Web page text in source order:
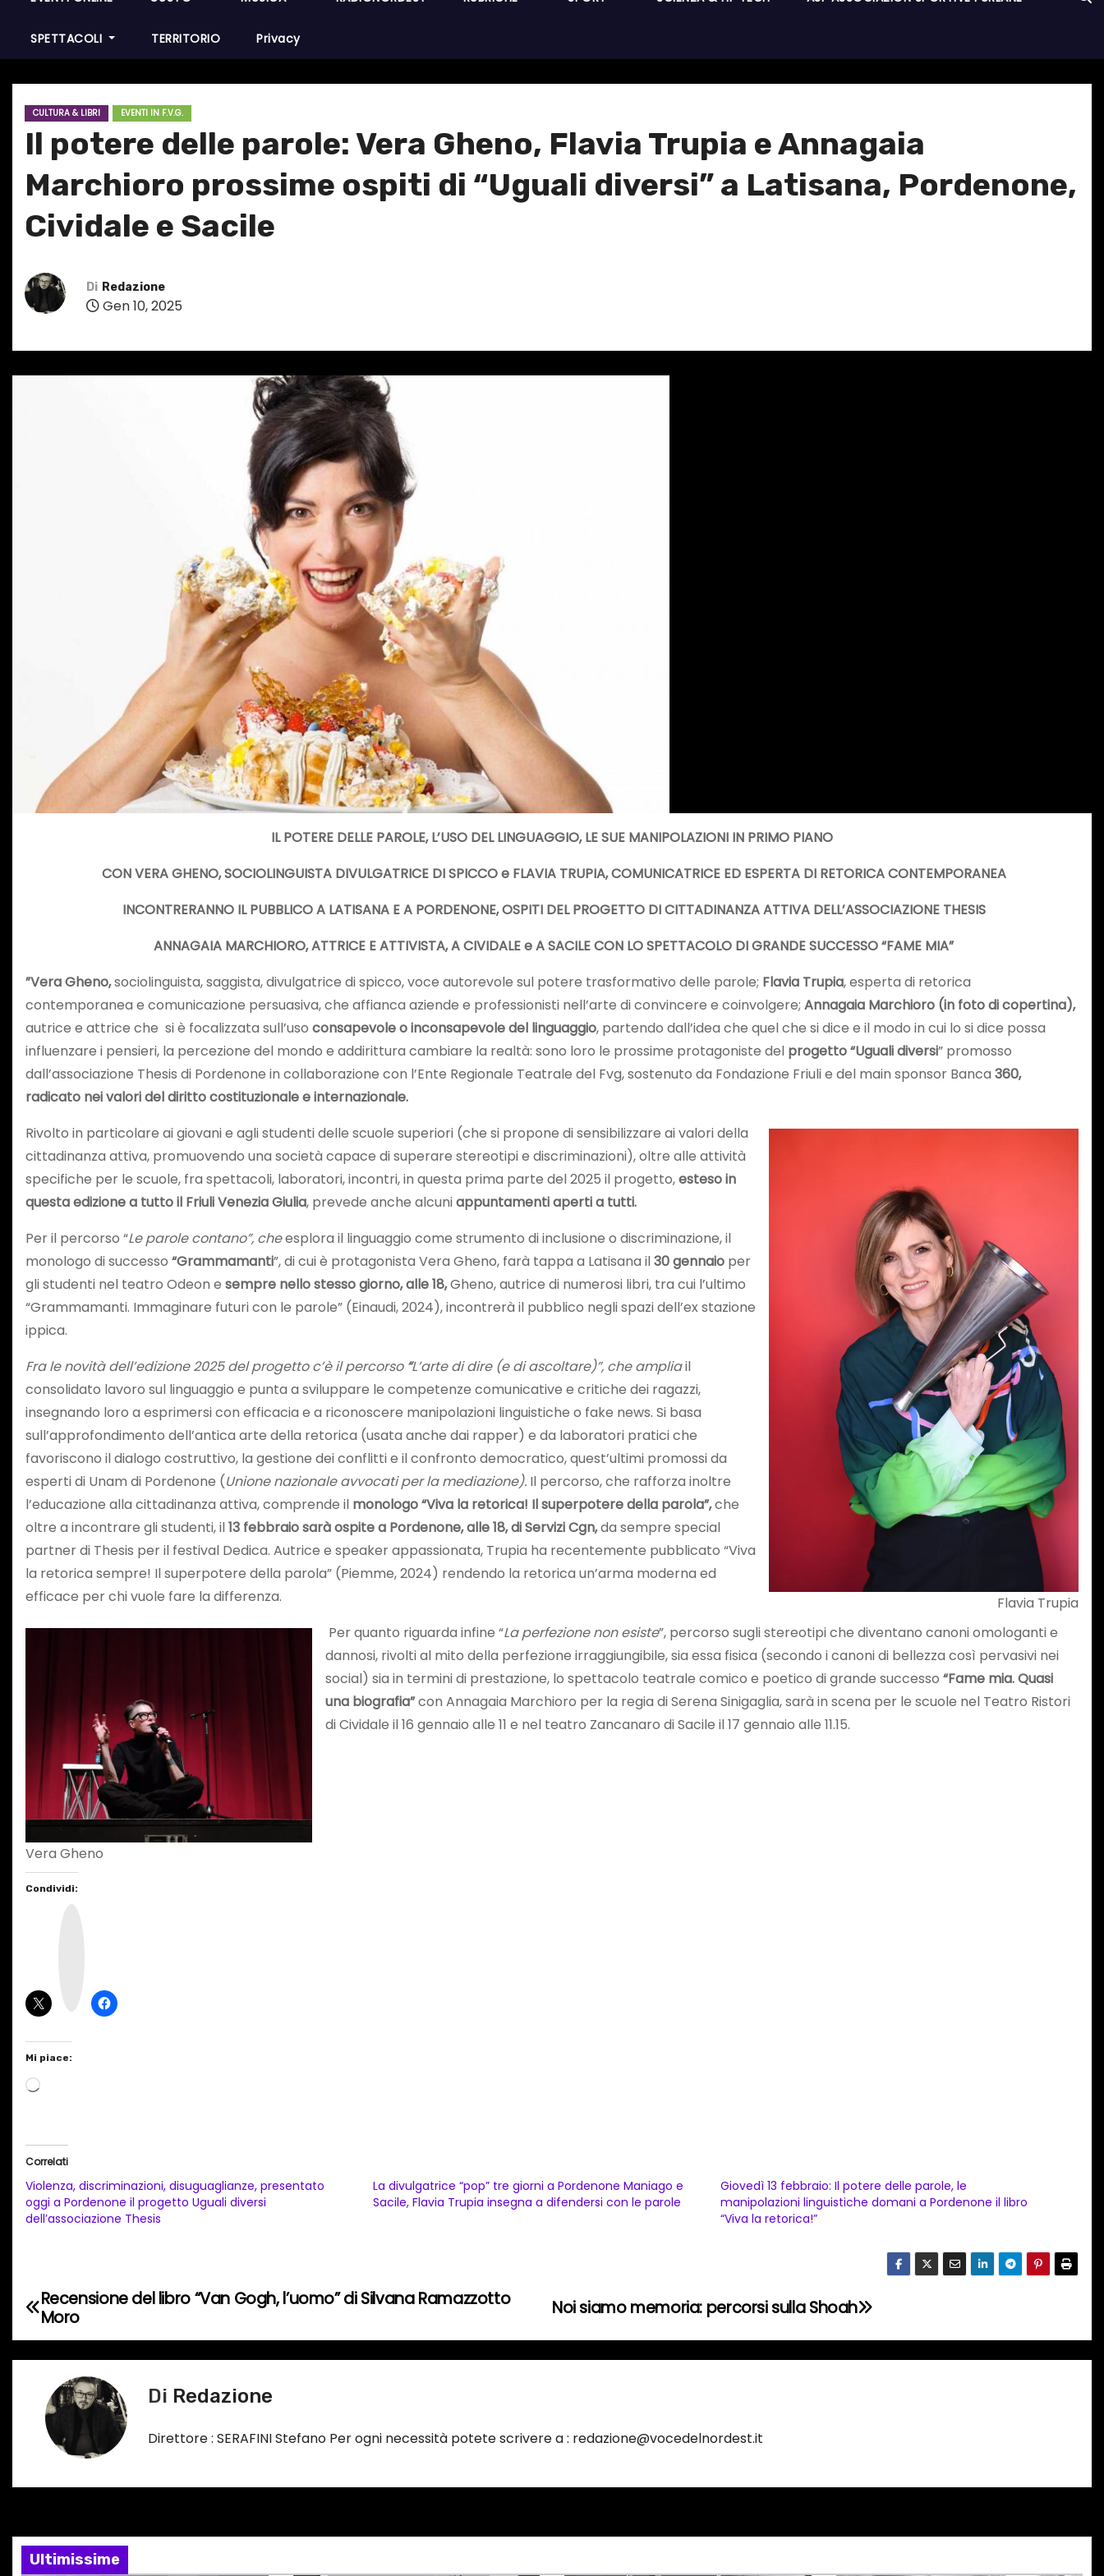
SPETTACOLI TERRITORIO Privacy
CULTURA & LIBRI EVENTI IN F.V.G.
Il potere delle parole: Vera Gheno, Flavia Trupia e Annagaia
Marchioro prossime ospiti di “Uguali diversi” a Latisana, Pordenone,
Cividale e Sacile
Di Redazione
Gen 10, 2025
IL POTERE DELLE PAROLE, L’USO DEL LINGUAGGIO, LE SUE MANIPOLAZIONI IN PRIMO PIANO
CON VERA GHENO, SOCIOLINGUISTA DIVULGATRICE DI SPICCO e FLAVIA TRUPIA, COMUNICATRICE ED ESPERTA DI RETORICA CONTEMPORANEA
INCONTRERANNO IL PUBBLICO A LATISANA E A PORDENONE, OSPITI DEL PROGETTO DI CITTADINANZA ATTIVA DELL’ASSOCIAZIONE THESIS
ANNAGAIA MARCHIORO, ATTRICE E ATTIVISTA, A CIVIDALE e A SACILE CON LO SPETTACOLO DI GRANDE SUCCESSO “FAME MIA”
”Vera Gheno,sociolinguista, saggista, divulgatrice di spicco, voce autorevole sul potere trasformativo delle parole; Flavia Trupia, esperta di retorica
contemporanea e comunicazione persuasiva, che affianca aziende e professionisti nell’arte di convincere e coinvolgere; Annagaia Marchioro (in foto di copertina),
autrice e attrice che si è focalizzata sull’uso consapevole o inconsapevole del linguaggio, partendo dall’idea che quel che si dice e il modo in cui lo si dice possa
influenzare i pensieri, la percezione del mondo e addirittura cambiare la realtà: sono loro le prossime protagoniste del progetto “Uguali diversi” promosso
dall’associazione Thesis di Pordenone in collaborazione con l’Ente Regionale Teatrale del Fvg, sostenuto da Fondazione Friuli e del main sponsor Banca 360,
radicato nei valori del diritto costituzionale e internazionale.
Flavia Trupia
Rivolto in particolare ai giovani e agli studenti delle scuole superiori (che si propone di sensibilizzare ai valori della
cittadinanza attiva, promuovendo una società capace di superare stereotipi e discriminazioni), oltre alle attività
specifiche per le scuole, fra spettacoli, laboratori, incontri, in questa prima parte del 2025 il progetto,esteso in
questa edizione a tutto il Friuli Venezia Giulia, prevede anche alcuniappuntamenti aperti a tutti.
Per il percorso “Le parole contano”, cheesplora il linguaggio come strumento di inclusione o discriminazione, il
monologo di successo “Grammamanti”, di cui è protagonista Vera Gheno, farà tappa a Latisana il30 gennaio per
gli studenti nel teatro Odeon e sempre nello stesso giorno, alle 18,Gheno, autrice di numerosi libri, tra cui l’ultimo
“Grammamanti. Immaginare futuri con le parole” (Einaudi, 2024), incontrerà il pubblico negli spazi dell’ex stazione
ippica.
Fra le novità dell’edizione 2025 del progetto c’è il percorso “L’arte di dire (e di ascoltare)”, che ampliail
consolidato lavoro sul linguaggio e punta a sviluppare le competenze comunicative e critiche dei ragazzi,
insegnando loro a esprimersi con efficacia e a riconoscere manipolazioni linguistiche o fake news. Si basa
sull’approfondimento dell’antica arte della retorica (usata anche dai rapper) e da laboratori pratici che
favoriscono il dialogo costruttivo, la gestione dei conflitti e il confronto democratico, quest’ultimi promossi da
esperti di Unam di Pordenone (Unione nazionale avvocati per la mediazione). Il percorso, che rafforza inoltre
l’educazione alla cittadinanza attiva, comprende il monologo “Viva la retorica! Il superpotere della parola”,che
oltre a incontrare gli studenti, il13 febbraio sarà ospite a Pordenone, alle 18, di Servizi Cgn,da sempre special
partner di Thesis per il festival Dedica. Autrice e speaker appassionata, Trupia ha recentemente pubblicato “Viva
la retorica sempre! Il superpotere della parola” (Piemme, 2024) rendendo la retorica un’arma moderna ed
efficace per chi vuole fare la differenza.
Vera Gheno
Per quanto riguarda infine “La perfezione non esiste”, percorso sugli stereotipi che diventano canoni omologanti e
dannosi, rivolti al mito della perfezione irraggiungibile, sia essa fisica (secondo i canoni di bellezza così pervasivi nei
social) sia in termini di prestazione, lo spettacolo teatrale comico e poetico di grande successo “Fame mia. Quasi
una biografia”con Annagaia Marchioro per la regia di Serena Sinigaglia, sarà in scena per le scuole nel Teatro Ristori
di Cividale il 16 gennaio alle 11 e nel teatro Zancanaro di Sacile il 17 gennaio alle 11.15.
Condividi:
Mi piace:
C
a
m
t
o
i
n
o
Correlati
Violenza, discriminazioni, disuguaglianze, presentato
oggi a Pordenone il progetto Uguali diversi
dell’associazione Thesis
La divulgatrice “pop” tre giorni a Pordenone Maniago e
Sacile, Flavia Trupia insegna a difendersi con le parole
Giovedì 13 febbraio: Il potere delle parole, le
manipolazioni linguistiche domani a Pordenone il libro
“Viva la retorica!”
N
a
i
Noi siamo memoria: percorsi sulla Shoah
Recensione del libro “Van Gogh, l’uomo” di Silvana Ramazzotto
Moro
Di Redazione
Direttore : SERAFINI Stefano Per ogni necessità potete scrivere a : redazione@vocedelnordest.it
Ultimissime